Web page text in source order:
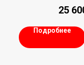
25
Подробнее